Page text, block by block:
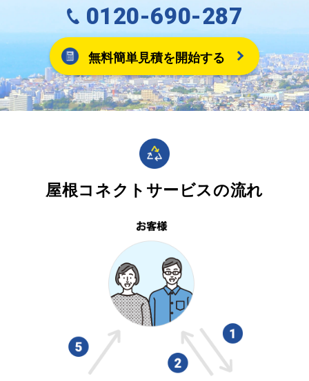
0120-690-287
無料簡単見積を開始する
屋根コネクトサービスの流れ